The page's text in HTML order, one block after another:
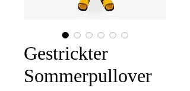
Gestrickter
Sommerpullover